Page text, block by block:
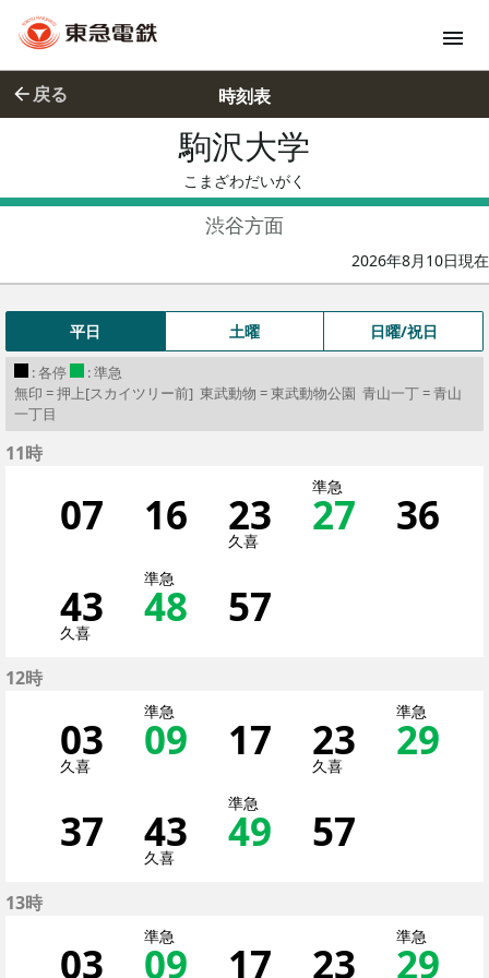
戻る 時刻表
駒沢大学
こまざわだいがく
渋谷方面
2026年8月10日現在
平日 土曜 日曜/祝日
: 各停
: 準急
無印 = 押上[スカイツリー前] 東武動物 = 東武動物公園 青山一丁 = 青山
一丁目
11時
07 7分はつ 各停押上[ス
16 16分はつ 各停
23 23分はつ
久喜
準急
27 27分
36
43 43分はつ 各停久喜い
久喜
準急
48 48分はつ 準急
57
12時
03 3分はつ 各停久喜いき
久喜
準急
09 9分はつ 準急押
17 17分はつ
23 23分
久喜
準急
29
37 37分はつ 各停押上[
43 43分はつ 各停
久喜
準急
49 49分はつ
57
13時
03 3分はつ 各停久喜いき
準急
09 9分はつ 準急押
17 17分はつ
23 23分
準急
29